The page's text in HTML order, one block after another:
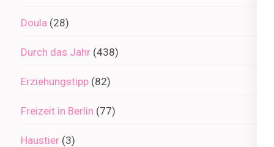
Doula (28)
Durch das Jahr (438)
Erziehungstipp (82)
Freizeit in Berlin (77)
Haustier (3)